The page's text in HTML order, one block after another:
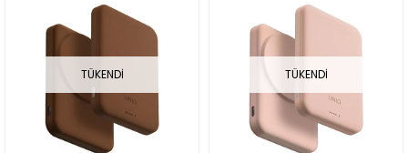
TÜKENDI TÜKENDI